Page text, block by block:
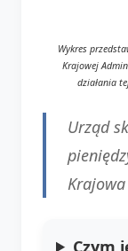
Wykres
Krajowej
działania
Urząd
Czym